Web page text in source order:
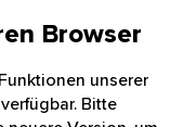
Browser
unserer
Bitte